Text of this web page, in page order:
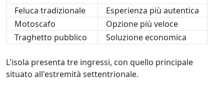
Feluca tradizionale
Esperienza più autentica
Motoscafo
Opzione più veloce
Traghetto pubblico
Soluzione economica
L'isola presenta tre ingressi, con quello principale
situato all'estremità settentrionale.